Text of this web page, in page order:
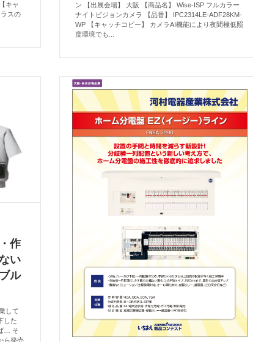
キャ
スの
ン 【出展会場】 大阪 【商品名】 Wise-ISP フルカラー
ナイトビジョンカメラ 【品番】 IPC2314LE-ADF28KM-
WP 【キャッチコピー】 カメラAI機能により夜間極低照
度環境でも...
作
い
ル
して
した
… そ
ら発売